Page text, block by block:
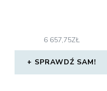
6 657,75ZŁ
SPRAWDŹ SAM!